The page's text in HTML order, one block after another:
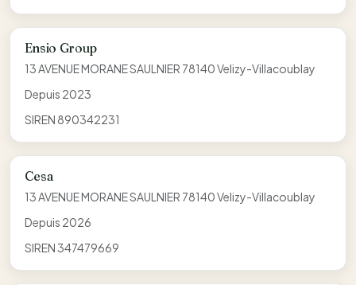
Ensio Group
13 AVENUE MORANE SAULNIER 78140 Velizy-Villacoublay
Depuis 2023
SIREN 890342231
Cesa
13 AVENUE MORANE SAULNIER 78140 Velizy-Villacoublay
Depuis 2026
SIREN 347479669